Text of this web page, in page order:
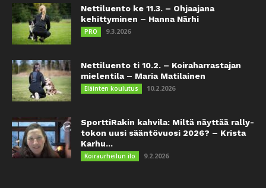
Nettiluento ke 11.3. – Ohjaajana
kehittyminen – Hanna Närhi
PRO 9.3.2026
Nettiluento ti 10.2. – Koiraharrastajan
mielentila – Maria Matilainen
Eläinten koulutus 10.2.2026
SporttiRakin kahvila: Miltä näyttää rally-
tokon uusi sääntövuosi 2026? – Krista
Karhu...
Koiraurheilun ilo 9.2.2026